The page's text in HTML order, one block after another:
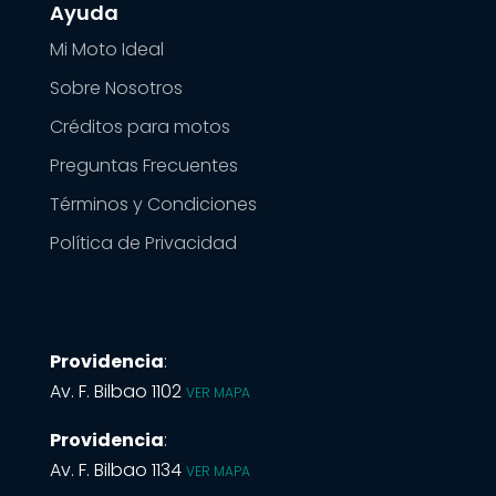
Ayuda
Mi Moto Ideal
Sobre Nosotros
Créditos para motos
Preguntas Frecuentes
Términos y Condiciones
Política de Privacidad
Providencia:
Av. F. Bilbao 1102 VER MAPA
Providencia:
Av. F. Bilbao 1134 VER MAPA